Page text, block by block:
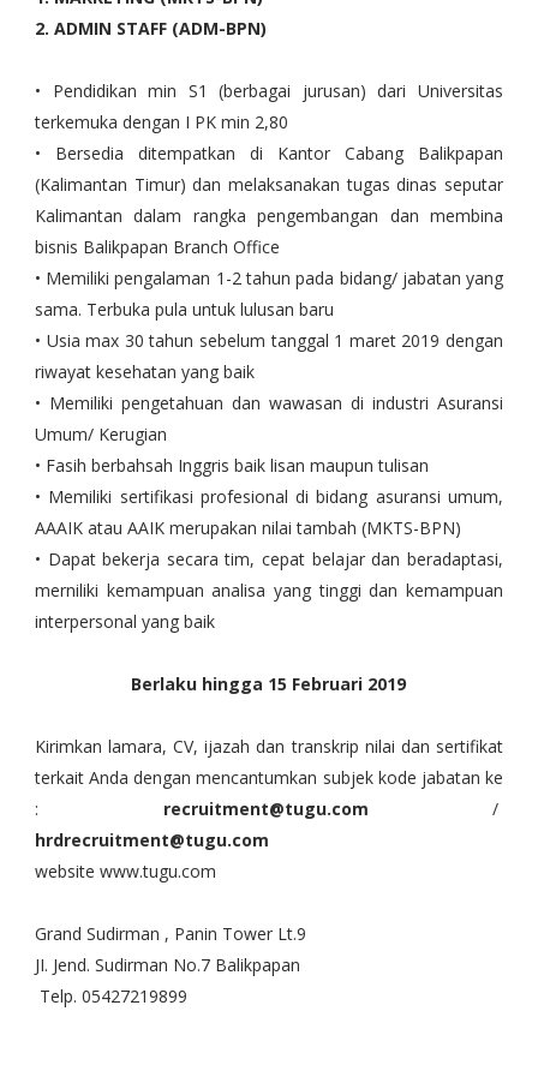
2. ADMIN STAFF (ADM-BPN)
• Pendidikan min S1 (berbagai jurusan) dari Universitas
terkemuka dengan I PK min 2,80
• Bersedia ditempatkan di Kantor Cabang Balikpapan
(Kalimantan Timur) dan melaksanakan tugas dinas seputar
Kalimantan dalam rangka pengembangan dan membina
bisnis Balikpapan Branch Office
• Memiliki pengalaman 1-2 tahun pada bidang/ jabatan yang
sama. Terbuka pula untuk lulusan baru
• Usia max 30 tahun sebelum tanggal 1 maret 2019 dengan
riwayat kesehatan yang baik
• Memiliki pengetahuan dan wawasan di industri Asuransi
Umum/ Kerugian
• Fasih berbahsah Inggris baik lisan maupun tulisan
• Memiliki sertifikasi profesional di bidang asuransi umum,
AAAIK atau AAIK merupakan nilai tambah (MKTS-BPN)
• Dapat bekerja secara tim, cepat belajar dan beradaptasi,
merniliki kemampuan analisa yang tinggi dan kemampuan
interpersonal yang baik
Berlaku hingga 15 Februari 2019
Kirimkan lamara, CV, ijazah dan transkrip nilai dan sertifikat
terkait Anda dengan mencantumkan subjek kode jabatan ke
: recruitment@tugu.com /
hrdrecruitment@tugu.com
website www.tugu.com
Grand Sudirman , Panin Tower Lt.9
JI. Jend. Sudirman No.7 Balikpapan
Telp. 05427219899